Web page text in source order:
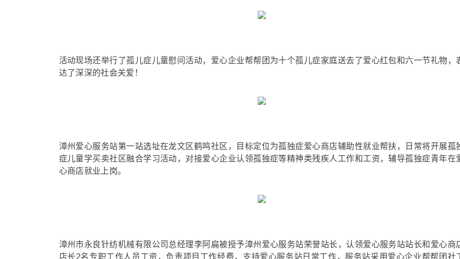
活动现场还举行了孤儿症儿童慰问活动，爱心企业帮帮团为十个孤儿症家庭送去了爱心红包和六一节礼物，
达了深深的社会关爱！
漳州爱心服务站第一站选址在龙文区鹤鸣社区，目标定位为孤独症爱心商店辅助性就业帮扶，日常将开展孤
症儿童学买卖社区融合学习活动，对接爱心企业认领孤独症等精神类残疾人工作和工资，辅导孤独症青年在
心商店就业上岗。
漳州市永良针纺机械有限公司总经理李阿扁被授予漳州爱心服务站荣誉站长，认领爱心服务站站长和爱心商
店长2名专职工作人员工资，负责项目工作经费，支持爱心服务站日常工作，服务站采用爱心企业帮帮团社